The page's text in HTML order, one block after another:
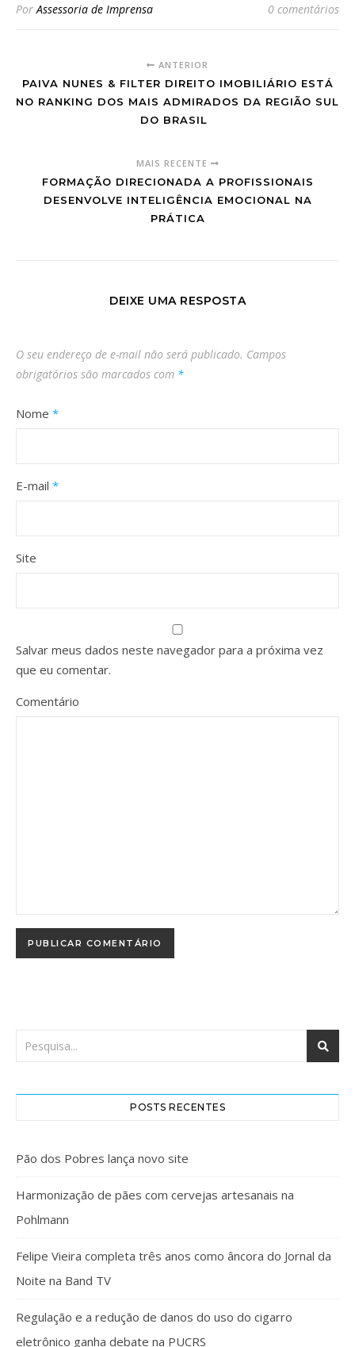
PorAssessoria de Imprensa 0 comentários
ANTERIOR
PAIVA NUNES & FILTER DIREITO IMOBILIÁRIO ESTÁ
NO RANKING DOS MAIS ADMIRADOS DA REGIÃO SUL
DO BRASIL
MAIS RECENTE
FORMAÇÃO DIRECIONADA A PROFISSIONAIS
DESENVOLVE INTELIGÊNCIA EMOCIONAL NA
PRÁTICA
DEIXE UMA RESPOSTA
O seu endereço de e-mail não será publicado. Campos
obrigatórios são marcados com *
Nome *
E-mail *
Site
Salvar meus dados neste navegador para a próxima vez
que eu comentar.
Comentário
POSTS RECENTES
Pão dos Pobres lança novo site
Harmonização de pães com cervejas artesanais na
Pohlmann
Felipe Vieira completa três anos como âncora do Jornal da
Noite na Band TV
Regulação e a redução de danos do uso do cigarro
eletrônico ganha debate na PUCRS